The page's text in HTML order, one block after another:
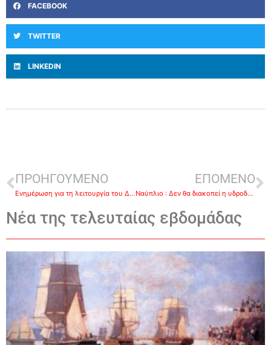
FACEBOOK
TWITTER
LINKEDIN
ΠΡΟΗΓΟΥΜΕΝΟ
Ενημέρωση για τη λειτουργία του Δημαρχείου και των υπηρεσιών του Δήμου Ναυπλιέων
ΕΠΟΜΕΝΟ
Ναύπλιο : Δεν θα διακοπεί η υδροδότηση της πόλης αύριο-Το βράδυ της Δευτέρας οι εργασίες για να μην ταλαιπωρηθούν οι πολίτες
Νέα της τελευταίας εβδομάδας